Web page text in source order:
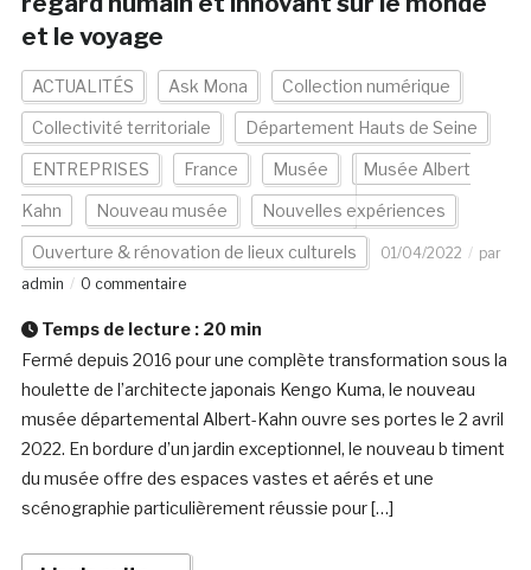
et le voyage
ACTUALITÉS Ask Mona Collection numérique
Collectivité territoriale Département Hauts de Seine
ENTREPRISES France Musée Musée Albert
Kahn Nouveau musée Nouvelles expériences
Ouverture & rénovation de lieux culturels 01/04/2022
par
admin
0 commentaire
Temps de lecture : 20 min
Fermé depuis 2016 pour une complète transformation sous la
houlette de l’architecte japonais Kengo Kuma, le nouveau
musée départemental Albert-Kahn ouvre ses portes le 2 avril
2022. En bordure d’un jardin exceptionnel, le nouveau b timent
du musée offre des espaces vastes et aérés et une
scénographie particulièrement réussie pour […]